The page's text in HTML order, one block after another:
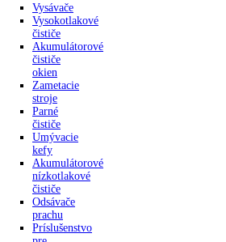
Vysávače
Vysokotlakové
čističe
Akumulátorové
čističe
okien
Zametacie
stroje
Parné
čističe
Umývacie
kefy
Akumulátorové
nízkotlakové
čističe
Odsávače
prachu
Príslušenstvo